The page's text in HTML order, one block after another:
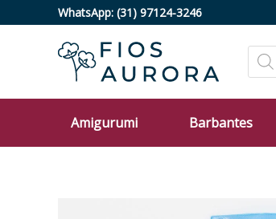
para
WhatsApp: (31) 97124-3246
Amigurumi Barbantes